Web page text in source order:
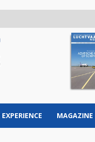
EXPERIENCE MAGAZINE